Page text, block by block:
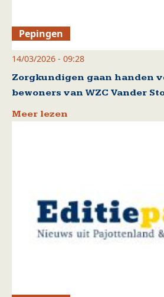
Pepingen
14/03/2026 - 09:28
Zorgkundigen gaan handen
bewoners van WZC Vander
Meer lezen